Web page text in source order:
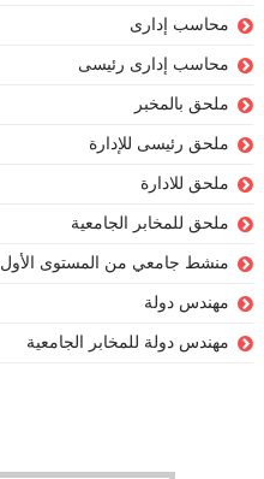
محاسب إدارى
محاسب إدارى رئيسى
ملحق بالمخبر
ملحق رئيسى للإدارة
ملحق للادارة
ملحق للمخابر الجامعية
منشط جامعي من المستوى الأول
مهندس دولة
مهندس دولة للمخابر الجامعية